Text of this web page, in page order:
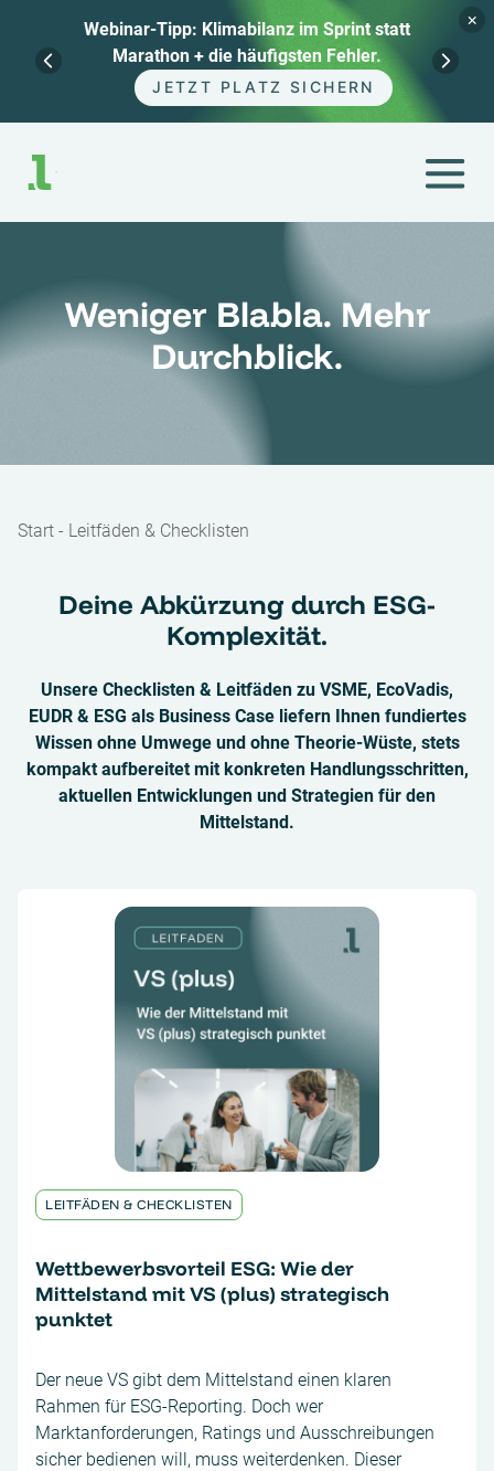
Webinar-Tipp: Klimabilanz im Sprint statt
Marathon + die häufigsten Fehler.
JETZT PLATZ SICHERN
×
Inhalt
springen
Weniger Blabla. Mehr
Durchblick.
Start - Leitfäden & Checklisten
Deine Abkürzung durch ESG-
Komplexität.
Unsere Checklisten & Leitfäden zu VSME, EcoVadis,
EUDR & ESG als Business Case liefern Ihnen fundiertes
Wissen ohne Umwege und ohne Theorie-Wüste, stets
kompakt aufbereitet mit konkreten Handlungsschritten,
aktuellen Entwicklungen und Strategien für den
Mittelstand.
LEITFÄDEN & CHECKLISTEN
Wettbewerbsvorteil ESG: Wie der
Mittelstand mit VS (plus) strategisch
punktet
Der neue VS gibt dem Mittelstand einen klaren
Rahmen für ESG-Reporting. Doch wer
Marktanforderungen, Ratings und Ausschreibungen
sicher bedienen will, muss weiterdenken. Dieser